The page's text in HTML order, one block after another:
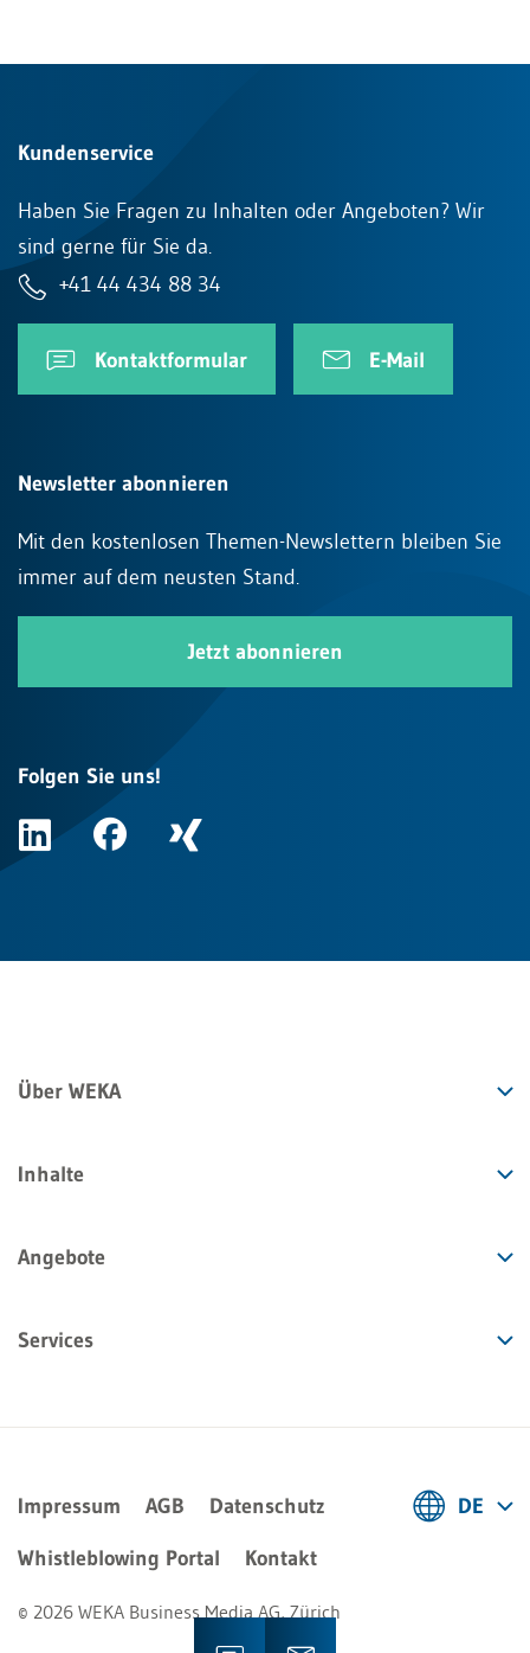
Kundenservice
Haben Sie Fragen zu Inhalten oder Angeboten? Wir
sind gerne für Sie da.
+41 44 434 88 34
Kontaktformular E-Mail
Newsletter abonnieren
Mit den kostenlosen Themen-Newslettern bleiben Sie
immer auf dem neusten Stand.
Jetzt abonnieren
Folgen Sie uns!
Über WEKA
Inhalte
Angebote
Services
Impressum AGB
Datenschutz
Whistleblowing Portal
Kontakt
© 2026 WEKA Business Media AG, Zürich
DE